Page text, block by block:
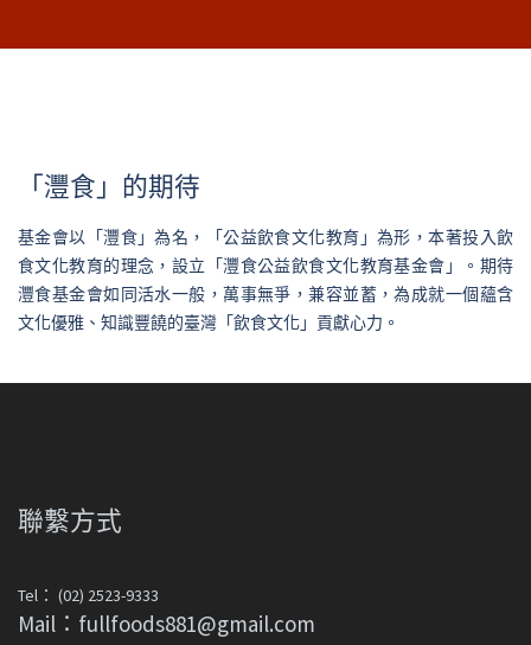
「灃食」的期待
基金會以「灃食」為名，「公益飲食文化教育」為形，本著投入飲
食文化教育的理念，設立「灃食公益飲食文化教育基金會」。期待
灃食基金會如同活水一般，萬事無爭，兼容並蓄，為成就一個蘊含
文化優雅、知識豐饒的臺灣「飲食文化」貢獻心力。
聯繫方式
Tel： (02) 2523-9333
Mail：fullfoods881@gmail.com